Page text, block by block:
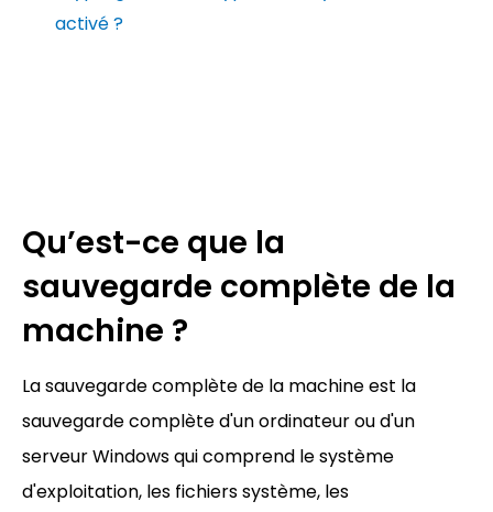
activé ?
Qu’est-ce que la
sauvegarde complète de la
machine ?
La sauvegarde complète de la machine est la
sauvegarde complète d'un ordinateur ou d'un
serveur Windows qui comprend le système
d'exploitation, les fichiers système, les